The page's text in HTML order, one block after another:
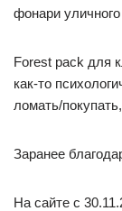
фонари
Forest pack для
как-то
ломать/
Заранее
На сайте c